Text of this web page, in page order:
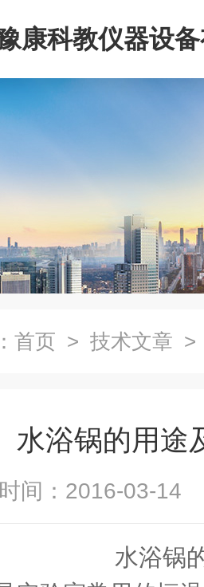
康科教仪器设
首页 > 技术文章 >
水浴锅的用途
时间：2016-03-
水浴锅